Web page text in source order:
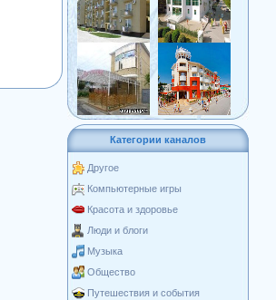
Категории каналов
Другое
Компьютерные игры
Красота и здоровье
Люди и блоги
Музыка
Общество
Путешествия и события